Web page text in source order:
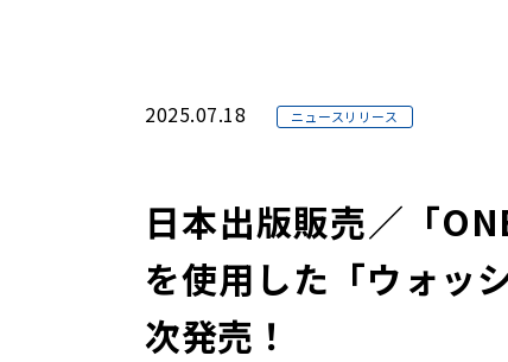
2025.07.18 ニュースリリース
日本出版販売／「
を使用した「ウォッ
次発売！